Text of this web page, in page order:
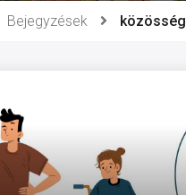
Bejegyzések közösség